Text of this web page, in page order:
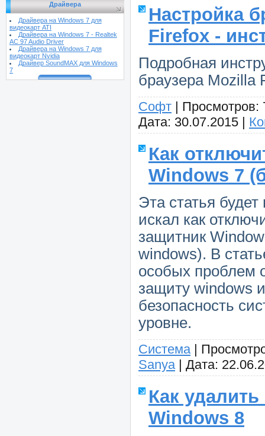
Драйвера
Драйвера на Windows 7 для
видеокарт ATI
Драйвера на Windows 7 - Realtek
AC 97 Audio Driver
Драйвера на Windows 7 для
видеокарт Nvidia
Драйвер SoundMAX для Windows
7
Настройка
Firefox -
Подробная
браузера Mozilla
Софт | Просмотров:
Дата: 30.07.2015 |
Как
Windows 7
Эта статья будет
искал как
защитник
windows). В
особых проблем
защиту windows
безопасность
уровне.
Система |
Sanya | Дата:
Как
Windows 8